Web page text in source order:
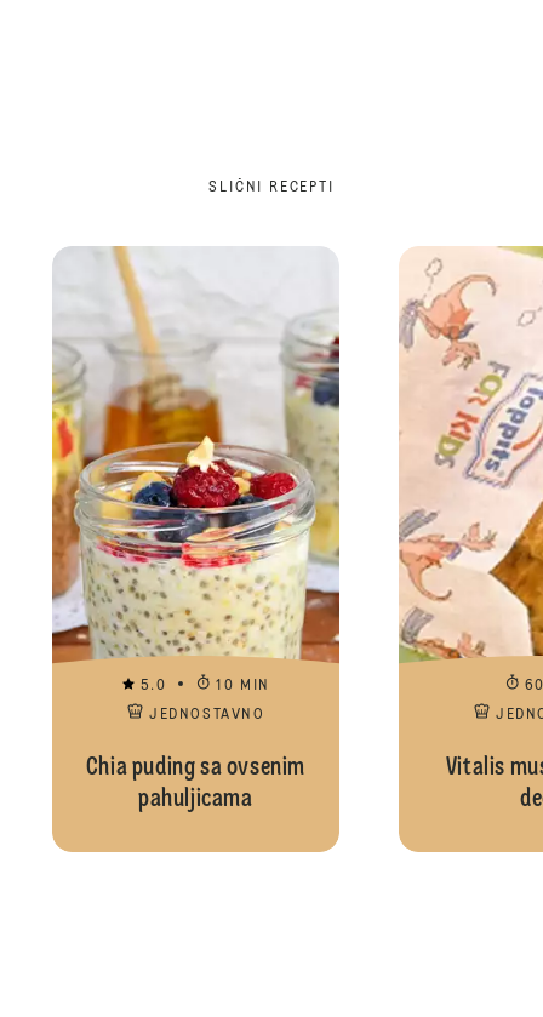
SLIČNI RECEPTI
5.0
10 MIN
JEDNOSTAVNO
Chia puding sa ovsenim
pahuljicama
Vitalis